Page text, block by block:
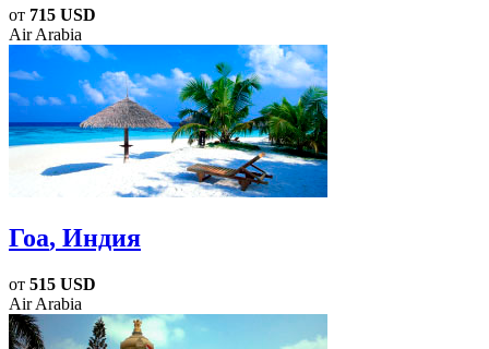
от 715 USD
Air Arabia
Гоа, Индия
от 515 USD
Air Arabia